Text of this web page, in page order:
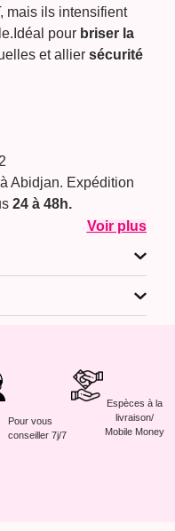
mais ils intensifient
pour briser la
et alliersécurité
à Abidjan. Expédition
24 à 48h.
Voir plus
Pour vous
conseiller 7j/7
Espèces à la
livraison/
Mobile Money